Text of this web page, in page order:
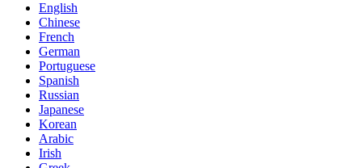
English
Chinese
French
German
Portuguese
Spanish
Russian
Japanese
Korean
Arabic
Irish